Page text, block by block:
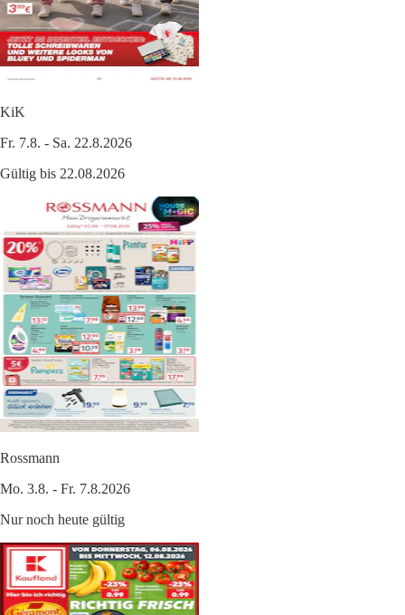
KiK
Fr. 7.8. - Sa. 22.8.2026
Gültig bis 22.08.2026
Rossmann
Mo. 3.8. - Fr. 7.8.2026
Nur noch heute gültig